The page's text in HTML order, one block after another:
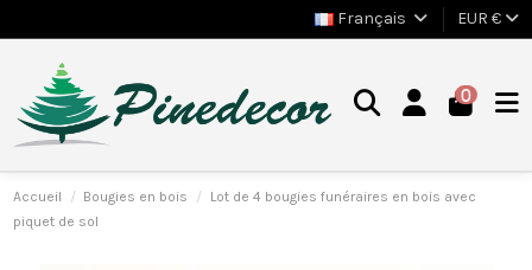
Français EUR €
0
Accueil Bougies en bois
Lot de 4 bougies funéraires en bois avec
piquet de sol